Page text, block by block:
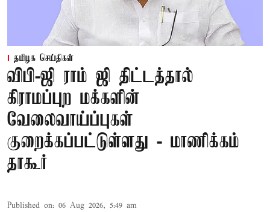
தமிழக செய்திகள்
விபி-ஜி ராம் ஜி திட்டத்தால்
கிராமப்புற மக்களின்
வேலைவாய்ப்புகள்
குறைக்கப்பட்டுள்ளது - மாணிக்கம்
தாகூர்
Published on: 06 Aug 2026, 5:49 am